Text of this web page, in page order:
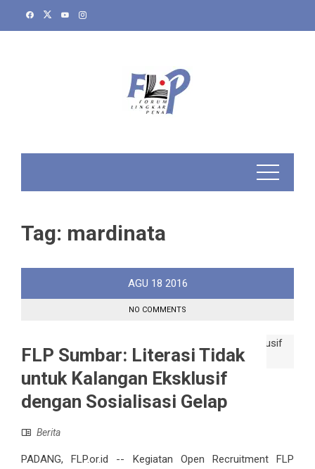
Tag: mardinata
AGU 18 2016
NO COMMENTS
FLP Sumbar: Literasi Tidak
untuk Kalangan Eksklusif
dengan Sosialisasi Gelap
Berita
PADANG, FLP.or.id -- Kegiatan Open Recruitment FLP